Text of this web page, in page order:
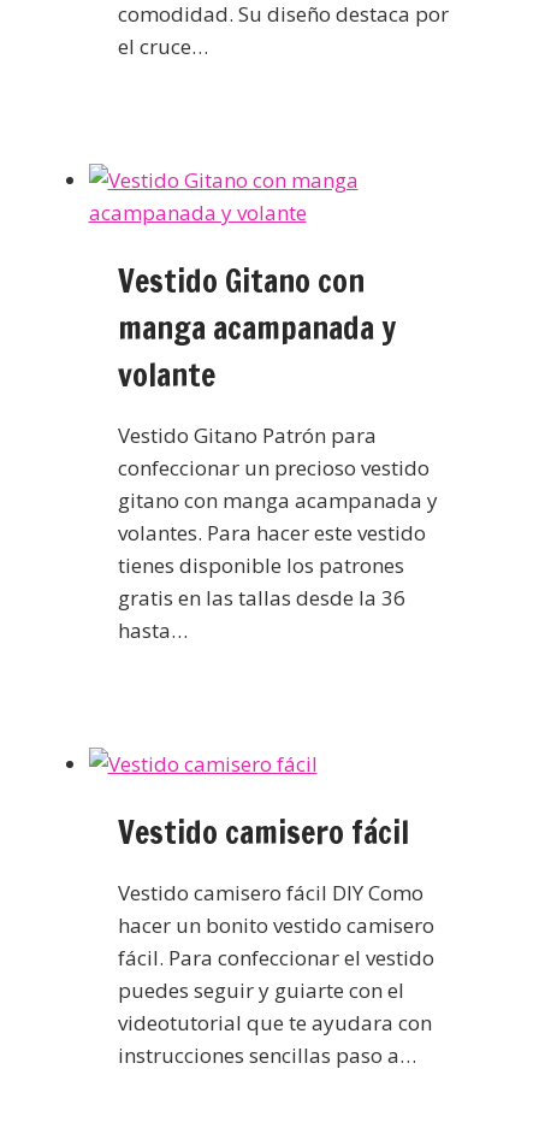
comodidad. Su diseño destaca por
el cruce…
Vestido Gitano con
manga acampanada y
volante
Vestido Gitano Patrón para
confeccionar un precioso vestido
gitano con manga acampanada y
volantes. Para hacer este vestido
tienes disponible los patrones
gratis en las tallas desde la 36
hasta…
Vestido camisero fácil
Vestido camisero fácil DIY Como
hacer un bonito vestido camisero
fácil. Para confeccionar el vestido
puedes seguir y guiarte con el
videotutorial que te ayudara con
instrucciones sencillas paso a…